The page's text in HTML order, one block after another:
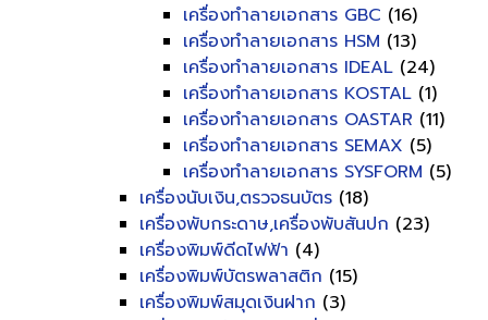
เครื่องทำลายเอกสาร GBC (16)
เครื่องทำลายเอกสาร HSM (13)
เครื่องทำลายเอกสาร IDEAL (24)
เครื่องทำลายเอกสาร KOSTAL (1)
เครื่องทำลายเอกสาร OASTAR (11)
เครื่องทำลายเอกสาร SEMAX (5)
เครื่องทำลายเอกสาร SYSFORM (5)
เครื่องนับเงิน,ตรวจธนบัตร (18)
เครื่องพับกระดาษ,เครื่องพับสันปก (23)
เครื่องพิมพ์ดีดไฟฟ้า (4)
เครื่องพิมพ์บัตรพลาสติก (15)
เครื่องพิมพ์สมุดเงินฝาก (3)